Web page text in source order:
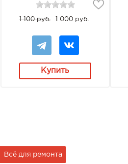
1 100 руб. 1 000 руб.
Купить
Всё для ремонта